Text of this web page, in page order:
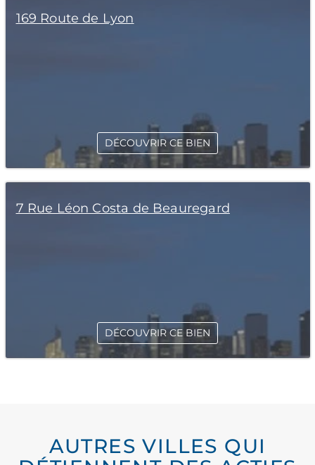
169 Route de Lyon
DÉCOUVRIR CE BIEN
7 Rue Léon Costa de Beauregard
DÉCOUVRIR CE BIEN
AUTRES VILLES QUI